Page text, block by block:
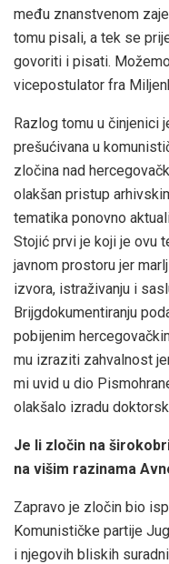
među znanstvenom
tomu pisali, a tek se
govoriti i pisati.
vicepostulator fra
Razlog tomu u činjenici
prešućivana u
zločina nad
olakšan pristup
tematika ponovno
Stojić prvi je koji je ovu
javnom prostoru jer
izvora, istraživanju i
Brijgdokumentiranju
pobijenim
mu izraziti zahvalnost
mi uvid u dio
olakšalo izradu
Je li zločin na
na višim razinama
Zapravo je zločin bio
Komunističke partije
i njegovih bliskih